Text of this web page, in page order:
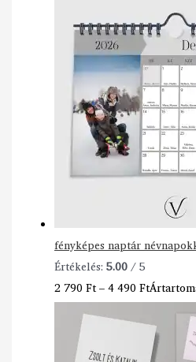
fényképes naptár
Értékelés:5.00/ 5
2 790Ft–4 490Ft